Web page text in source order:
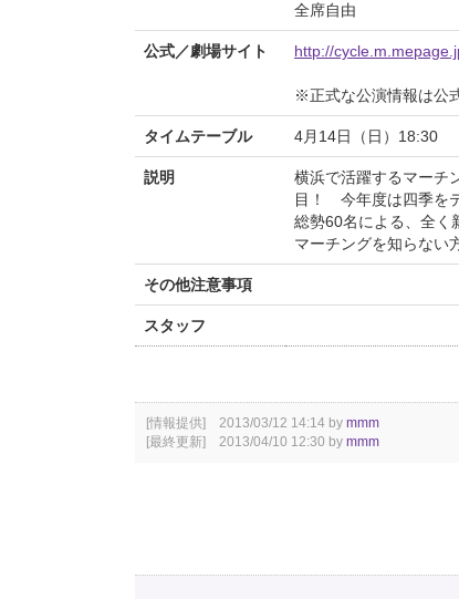
全席自由
公式／劇場サイト http://
※正式な公演情報は公
タイムテーブル 4月14日（日）18:30
説明
横浜で活躍するマーチ
目！ 今年度は四季を
総勢60名による、全く
マーチングを知らない
その他注意事項
スタッフ
[情報提供] 2013/03/12 14:14 by mmm
[最終更新] 2013/04/10 12:30 by mmm